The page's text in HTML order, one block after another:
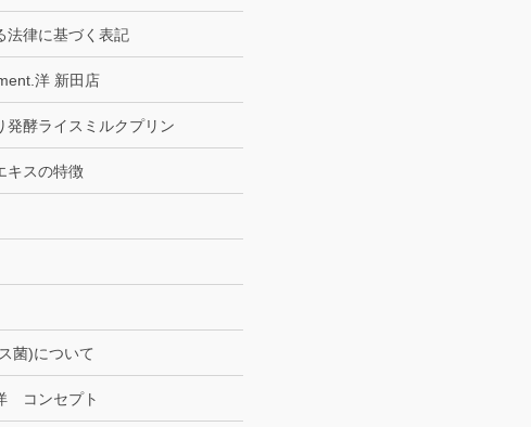
法律に基づく表記
洋 新田店
発酵ライスミルクプリン
キスの特徴
菌)について
コンセプト